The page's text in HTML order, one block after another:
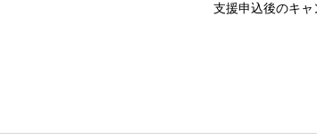
支援申込後のキャ